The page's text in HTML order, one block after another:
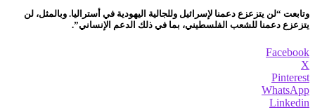
وتابعت “لن يتزعزع دعمنا لإسرائيل وللجالية اليهودية في أستراليا. وبالمثل، لن
يتزعزع دعمنا للشعب الفلسطيني، بما في ذلك الدعم الإنساني”.
Facebook
X
Pinterest
WhatsApp
Linkedin